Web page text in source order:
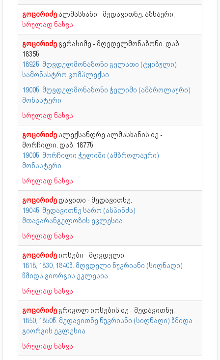
გოცირიძე ალმასხანი - მედავითნე. აზნაური;
სრულად ნახვა
გოცირიძე გერასიმე - მღვდელმონაზონი. დაბ.
1835წ.
1892წ. მღვდელმონაზონი გელათი (ტყიბული)
სამონასტრო კომპლექსი
1900წ. მღვდელმონაზონი ჭელიში (ამბროლაური)
მონასტერი
სრულად ნახვა
გოცირიძე ალექსანდრე ალმასხანის ძე -
მორჩილი. დაბ. 1877წ.
1900წ. მორჩილი ჭელიში (ამბროლაური)
მონასტერი
სრულად ნახვა
გოცირიძე დავითი - მედავითნე.
1904წ. მედავითნე სარო (ასპინძა)
მთავარანგელოზის ეკლესია
სრულად ნახვა
გოცირიძე იოსები - მღვდელი.
1818, 1830, 1840წ. მღვდელი ნუკრიანი (სიღნაღი)
წმიდა გიორგის ეკლესია
სრულად ნახვა
გოცირიძე გრიგოლ იოსების ძე - მედავითნე.
1850, 1850წ. მედავითნე ნუკრიანი (სიღნაღი) წმიდა
გიორგის ეკლესია
სრულად ნახვა